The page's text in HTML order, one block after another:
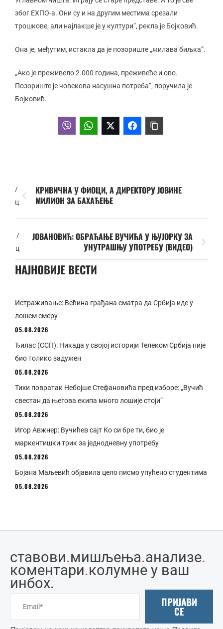
због ЕXПО-а. Они су и на другим местима срезали
трошкове, али најлакше је у култури“, рекла је Бојковић.
Она је, међутим, истакла да је позориште „жилава биљка“.
„Ако је преживело 2.000 година, преживеће и ово.
Позориште је човекова насушна потреба“, поручила је
Бојковић.
/
ц
КРИВИЧНА У ФИОЦИ, А ДИРЕКТОРУ ЈОВИНЕ
МИЛИОН ЗА БАХАЋЕЊЕ
/
ц
ЈОВАНОВИЋ: ОБРАЋАЊЕ ВУЧИЋА У ЊУЈОРКУ ЗА
УНУТРАШЊУ УПОТРЕБУ (ВИДЕО)
НАЈНОВИЈЕ ВЕСТИ
Истраживање: Већина грађана сматра да Србија иде у
лошем смеру
05.08.2026
Ђилас (ССП): Никада у својој историји Телеком Србија није
био толико задужен
05.08.2026
Тихи повратак Небојше Стефановића пред изборе: „Вучић
свестан да његова екипа много лошије стоји“
05.08.2026
Игор Авжнер: Вучићев сајт Ко си бре ти, био је
маркентишки трик за једнодневну употребу
05.08.2026
Бојана Маљевић објавила цело писмо упућено студентима
05.08.2026
ставови.мишљења.анализе.
коментари.колумне у ваш
инбоx.
ПРИЈАВИ
СЕ